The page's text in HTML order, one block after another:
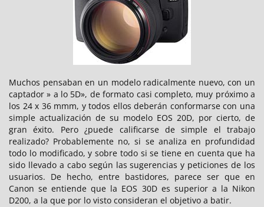
Muchos pensaban en un modelo radicalmente nuevo, con un
captador » a lo 5D», de formato casi completo, muy próximo a
los 24 x 36 mmm, y todos ellos deberán conformarse con una
simple actualización de su modelo EOS 20D, por cierto, de
gran éxito. Pero ¿puede calificarse de simple el trabajo
realizado? Probablemente no, si se analiza en profundidad
todo lo modificado, y sobre todo si se tiene en cuenta que ha
sido llevado a cabo según las sugerencias y peticiones de los
usuarios. De hecho, entre bastidores, parece ser que en
Canon se entiende que la EOS 30D es superior a la Nikon
D200, a la que por lo visto consideran el objetivo a batir.